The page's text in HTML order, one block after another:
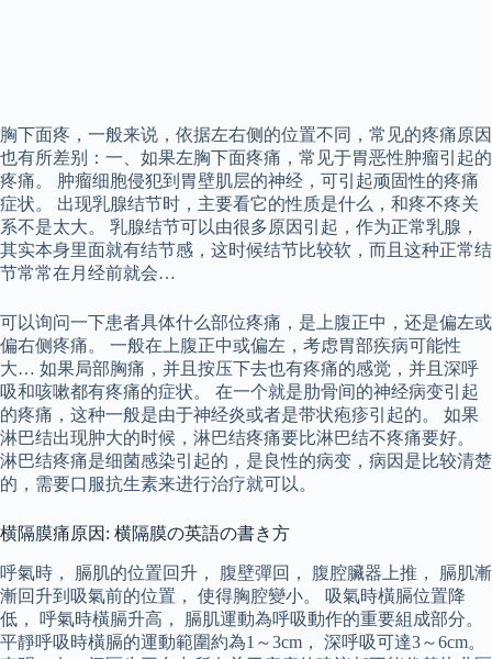
胸下面疼，一般来说，依据左右侧的位置不同，常见的疼痛原因
也有所差别：一、如果左胸下面疼痛，常见于胃恶性肿瘤引起的
疼痛。 肿瘤细胞侵犯到胃壁肌层的神经，可引起顽固性的疼痛
症状。 出现乳腺结节时，主要看它的性质是什么，和疼不疼关
系不是太大。 乳腺结节可以由很多原因引起，作为正常乳腺，
其实本身里面就有结节感，这时候结节比较软，而且这种正常结
节常常在月经前就会…
可以询问一下患者具体什么部位疼痛，是上腹正中，还是偏左或
偏右侧疼痛。 一般在上腹正中或偏左，考虑胃部疾病可能性
大… 如果局部胸痛，并且按压下去也有疼痛的感觉，并且深呼
吸和咳嗽都有疼痛的症状。 在一个就是肋骨间的神经病变引起
的疼痛，这种一般是由于神经炎或者是带状疱疹引起的。 如果
淋巴结出现肿大的时候，淋巴结疼痛要比淋巴结不疼痛要好。
淋巴结疼痛是细菌感染引起的，是良性的病变，病因是比较清楚
的，需要口服抗生素来进行治疗就可以。
横隔膜痛原因: 横隔膜の英語の書き方
呼氣時， 膈肌的位置回升， 腹壁彈回， 腹腔臟器上推， 膈肌漸
漸回升到吸氣前的位置， 使得胸腔變小。 吸氣時橫膈位置降
低， 呼氣時橫膈升高， 膈肌運動為呼吸動作的重要組成部分。
平靜呼吸時橫膈的運動範圍約為1～3cm， 深呼吸可達3～6cm。